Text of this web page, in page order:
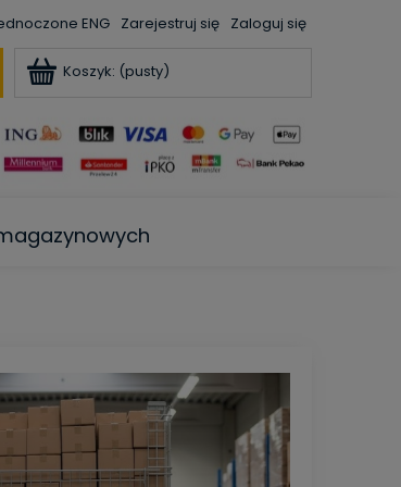
ENG Zarejestruj się Zaloguj się
Koszyk: (pusty)